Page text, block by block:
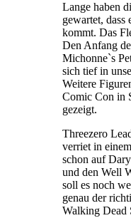
Lange haben
gewartet, dass
kommt. Das
Den Anfang
Michonne`s
sich tief in
Weitere
Comic Con in
gezeigt.
Threezero
verriet in
schon auf
und den Well
soll es noch
genau der
Walking Dead